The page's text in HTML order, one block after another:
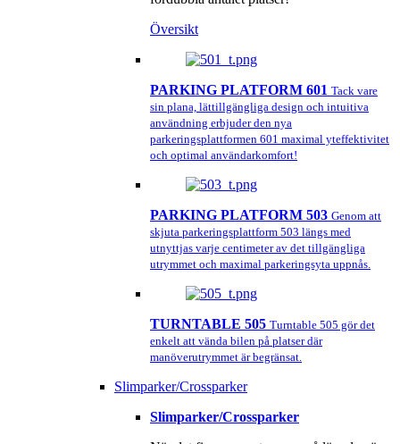
Översikt
PARKING PLATFORM 601 Tack vare
sin plana, lättillgängliga design och intuitiva
användning erbjuder den nya
parkeringsplattformen 601 maximal yteffektivitet
och optimal användarkomfort!
PARKING PLATFORM 503 Genom att
skjuta parkeringsplattform 503 längs med
utnyttjas varje centimeter av det tillgängliga
utrymmet och maximal parkeringsyta uppnås.
TURNTABLE 505 Turntable 505 gör det
enkelt att vända bilen på platser där
manöverutrymmet är begränsat.
Slimparker/Crossparker
Slimparker/Crossparker